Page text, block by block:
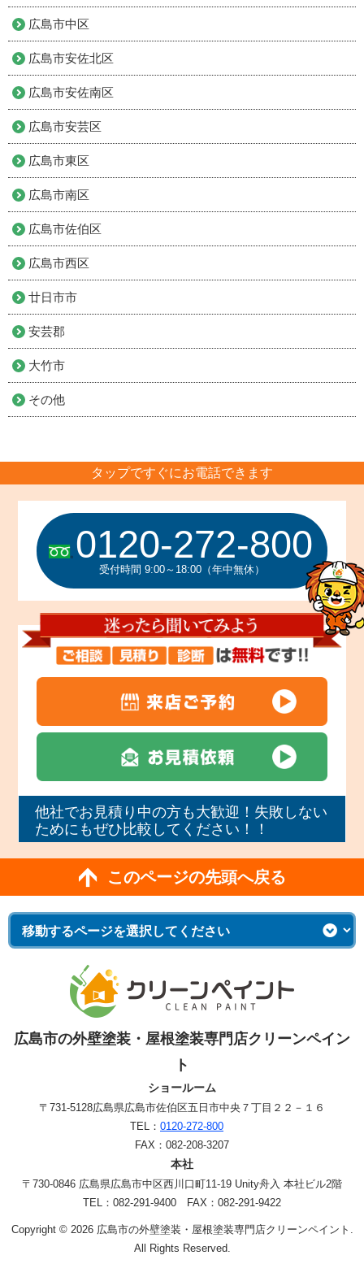
広島市中区
広島市安佐北区
広島市安佐南区
広島市安芸区
広島市東区
広島市南区
広島市佐伯区
広島市西区
廿日市市
安芸郡
大竹市
その他
タップですぐにお電話できます
0120-272-800
受付時間 9:00～18:00（年中無休）
他社でお見積り中の方も大歓迎！失敗しない
ためにもぜひ比較してください！！
このページの先頭へ戻る
広島市の外壁塗装・屋根塗装専門店クリーンペイン
ト
ショールーム
〒731-5128広島県広島市佐伯区五日市中央７丁目２２－１６
TEL： 0120-272-800
FAX：082-208-3207
本社
〒730-0846 広島県広島市中区西川口町11-19 Unity舟入 本社ビル2階
TEL：082-291-9400 FAX：082-291-9422
Copyright © 2026 広島市の外壁塗装・屋根塗装専門店クリーンペイント.
All Rights Reserved.